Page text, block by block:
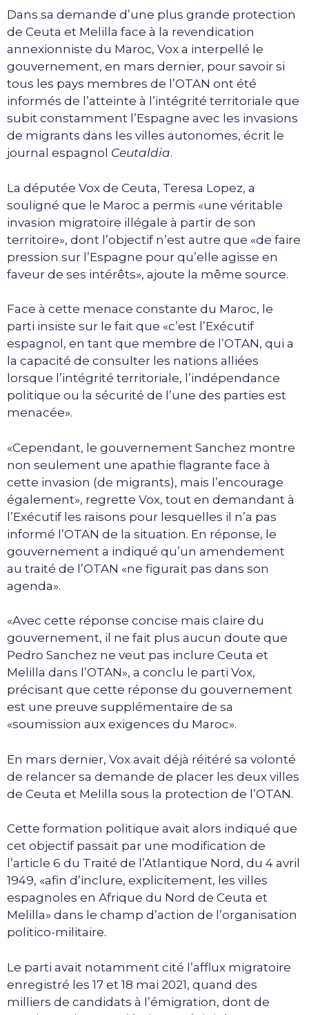
Dans sa demande d’une plus grande protection
de Ceuta et Melilla face à la revendication
annexionniste du Maroc, Vox a interpellé le
gouvernement, en mars dernier, pour savoir si
tous les pays membres de l’OTAN ont été
informés de l’atteinte à l’intégrité territoriale que
subit constamment l’Espagne avec les invasions
de migrants dans les villes autonomes, écrit le
journal espagnol Ceutaldia.
La députée Vox de Ceuta, Teresa Lopez, a
souligné que le Maroc a permis «une véritable
invasion migratoire illégale à partir de son
territoire», dont l’objectif n’est autre que «de faire
pression sur l’Espagne pour qu’elle agisse en
faveur de ses intérêts», ajoute la même source.
Face à cette menace constante du Maroc, le
parti insiste sur le fait que «c’est l’Exécutif
espagnol, en tant que membre de l’OTAN, qui a
la capacité de consulter les nations alliées
lorsque l’intégrité territoriale, l’indépendance
politique ou la sécurité de l’une des parties est
menacée».
«Cependant, le gouvernement Sanchez montre
non seulement une apathie flagrante face à
cette invasion (de migrants), mais l’encourage
également», regrette Vox, tout en demandant à
l’Exécutif les raisons pour lesquelles il n’a pas
informé l’OTAN de la situation. En réponse, le
gouvernement a indiqué qu’un amendement
au traité de l’OTAN «ne figurait pas dans son
agenda».
«Avec cette réponse concise mais claire du
gouvernement, il ne fait plus aucun doute que
Pedro Sanchez ne veut pas inclure Ceuta et
Melilla dans l’OTAN», a conclu le parti Vox,
précisant que cette réponse du gouvernement
est une preuve supplémentaire de sa
«soumission aux exigences du Maroc».
En mars dernier, Vox avait déjà réitéré sa volonté
de relancer sa demande de placer les deux villes
de Ceuta et Melilla sous la protection de l’OTAN.
Cette formation politique avait alors indiqué que
cet objectif passait par une modification de
l’article 6 du Traité de l’Atlantique Nord, du 4 avril
1949, «afin d’inclure, explicitement, les villes
espagnoles en Afrique du Nord de Ceuta et
Melilla» dans le champ d’action de l’organisation
politico-militaire.
Le parti avait notamment cité l’afflux migratoire
enregistré les 17 et 18 mai 2021, quand des
milliers de candidats à l’émigration, dont de